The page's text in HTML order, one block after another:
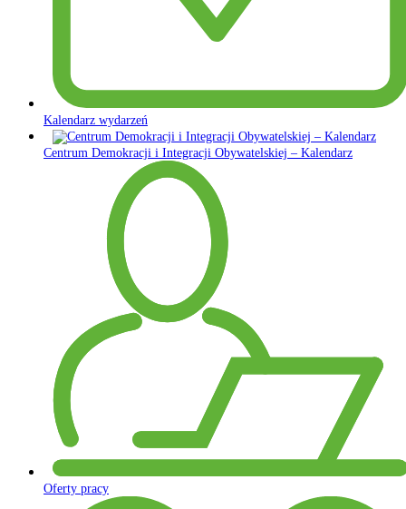
Kalendarz wydarzeń
Centrum Demokracji i Integracji Obywatelskiej – Kalendarz
Oferty pracy